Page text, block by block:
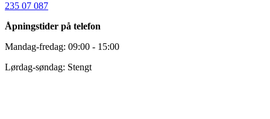
235 07 087
Åpningstider på telefon
Mandag-fredag: 09:00 - 15:00
Lørdag-søndag: Stengt